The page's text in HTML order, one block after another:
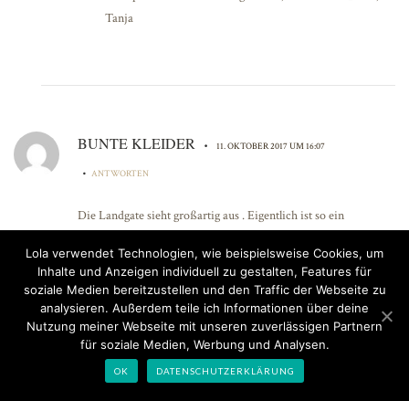
Tanja
BUNTE KLEIDER • 11. OKTOBER 2017 UM 16:07
• ANTWORTEN
Die Landgate sieht großartig aus . Eigentlich ist so ein
reinziehen kann. Die Schnitte von Merchant and Mills finde ich
auch toll, bei mir ist es nur umgekehrt. Gäbe es die als PDFs
hätte ich schon alle, aber für die Landgate lohnt sich
wahrscheinlich sogar die elende Abpauserei.
LG,
Claudia
Lola verwendet Technologien, wie beispielsweise Cookies, um
Inhalte und Anzeigen individuell zu gestalten, Features für
soziale Medien bereitzustellen und den Traffic der Webseite zu
analysieren. Außerdem teile ich Informationen über deine
Nutzung meiner Webseite mit unseren zuverlässigen Partnern
für soziale Medien, Werbung und Analysen.
OK DATENSCHUTZERKLÄRUNG